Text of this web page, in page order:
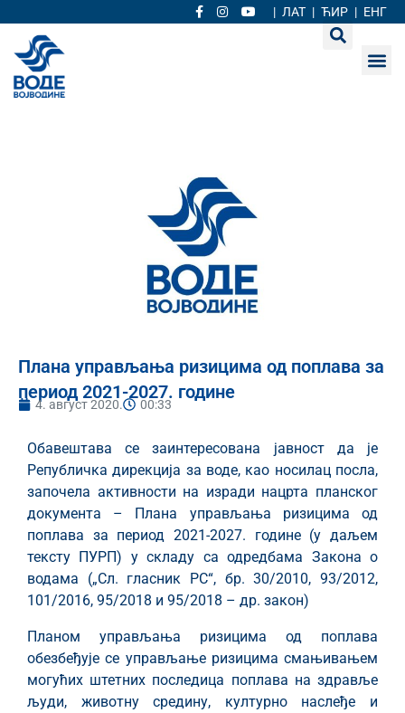
| ЛАТ | ЋИР | ЕНГ
Плана управљања ризицима од поплава за
период 2021-2027. године
4. август 2020. 00:33
Обавештава се заинтересована јавност да је
Републичка дирекција за воде, као носилац посла,
започела активности на изради нацрта планског
документа – Плана управљања ризицима од
поплава за период 2021-2027. године (у даљем
тексту ПУРП) у складу са одредбама Закона о
водама („Сл. гласник РС“, бр. 30/2010, 93/2012,
101/2016, 95/2018 и 95/2018 – др. закон)
Планом управљања ризицима од поплава
обезбеђује се управљање ризицима смањивањем
могућих штетних последица поплава на здравље
људи, животну средину, културно наслеђе и